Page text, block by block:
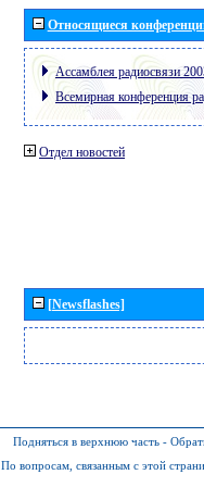
Относящиеся
Ассамблея радиосвязи
Всемирная конференция
Отдел новостей
[Newsflashes]
Подняться в верхнюю часть -
По вопросам, связанным с этой